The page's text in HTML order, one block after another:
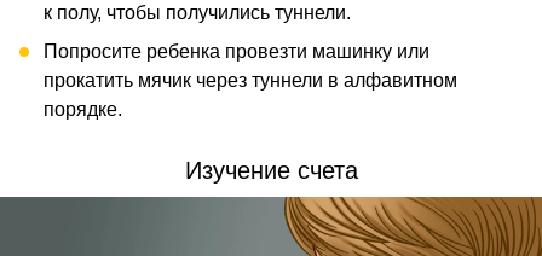
к полу, чтобы получились туннели.
Попросите ребенка провезти машинку или
прокатить мячик через туннели в алфавитном
порядке.
Изучение счета